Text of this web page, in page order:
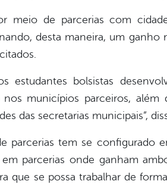
meio de parcerias com
desta maneira, um ganho
estudantes bolsistas
nos municípios parceiros,
das secretarias municipais”,
parcerias tem se configurado
em parcerias onde ganham
que se possa trabalhar de